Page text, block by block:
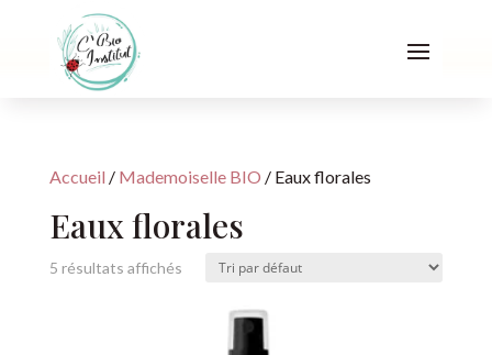
Accueil / Mademoiselle BIO / Eaux florales
Eaux florales
5 résultats affichés